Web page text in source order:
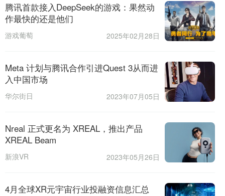
腾讯首款接入DeepSeek的游戏：果然动
作最快的还是他们
游戏葡萄 2025年02月28日
Meta 计划与腾讯合作引进Quest 3从而进
入中国市场
华尔街日
2023年07月05日
Nreal 正式更名为 XREAL，推出产品
XREAL Beam
新浪VR 2023年05月26日
4月全球XR元宇宙行业投融资信息汇总